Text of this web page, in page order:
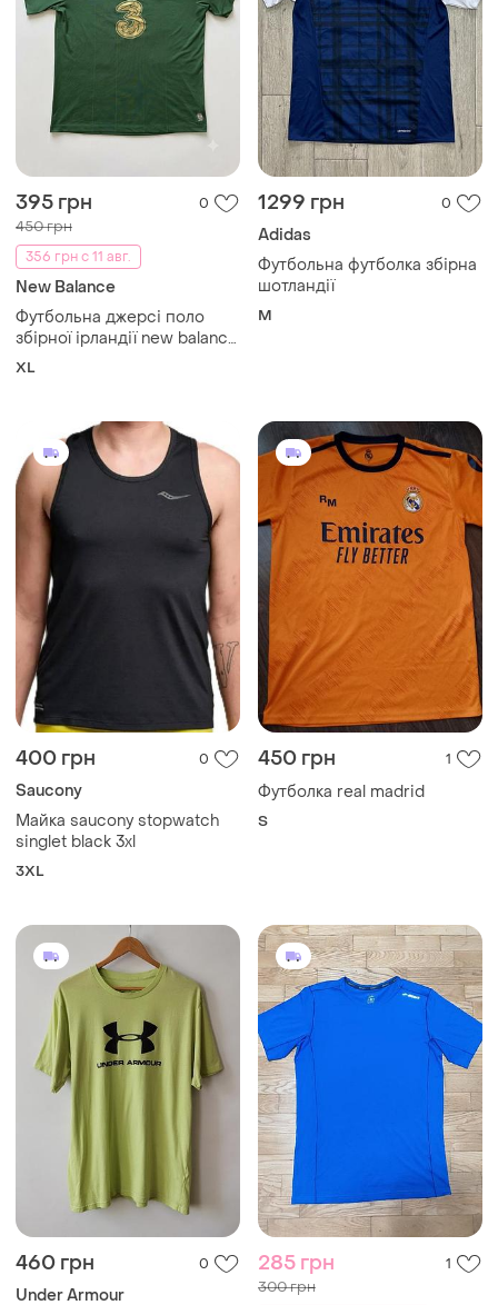
395 грн 0
450 грн
356 грн с 11 авг.
збірної ірландії new balance
(ireland), розмір xl / 2xl
XL
1299 грн 0
Adidas
Футбольна футболка збірна
шотландії
M
400 грн 0
Saucony
Майка saucony stopwatch
singlet black 3xl
3XL
450 грн 1
Футболка real madrid
S
460 грн
Under Armour
Спортивная футболка under
armour heatgear big logo |
оригинал | xl (loose fit)
XL
285 грн 1
300 грн
распродажа до 10 авг.
Brooks
[m] мужская футболка для
бега brooks
M